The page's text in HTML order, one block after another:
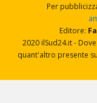
Per
Editore:
2020 ilSud24.it -
quant'altro presente